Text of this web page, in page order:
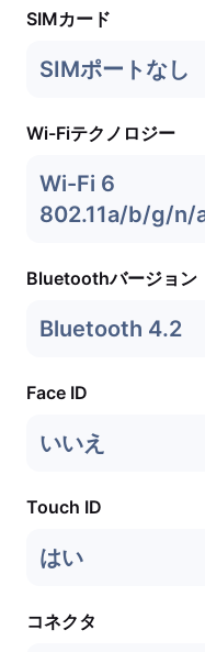
SIMカード
SIMポートなし
Wi-Fiテクノロジー
Wi-Fi 6
802.11a/b/g/n/
Bluetoothバージョン
Bluetooth 4.2
Face ID
いいえ
Touch ID
はい
コネクタ